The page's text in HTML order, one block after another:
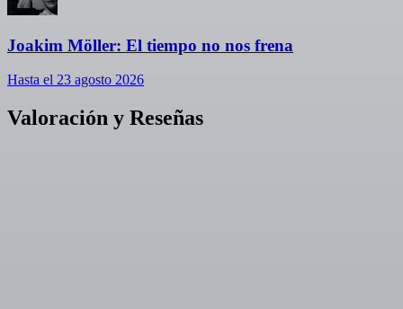
Joakim Möller: El tiempo no nos frena
Hasta el 23 agosto 2026
Valoración y Reseñas